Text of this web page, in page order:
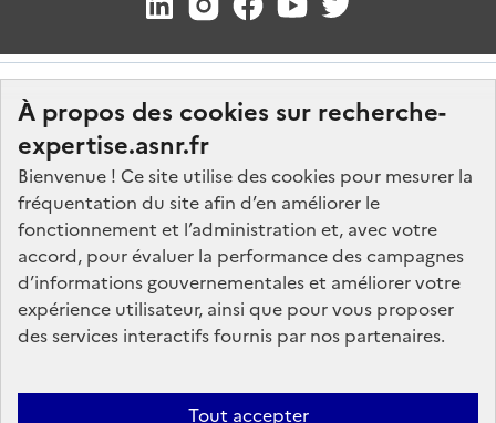
À propos des cookies sur recherche-
expertise.asnr.fr
Bienvenue ! Ce site utilise des cookies pour mesurer la
fréquentation du site afin d’en améliorer le
fonctionnement et l’administration et, avec votre
accord, pour évaluer la performance des campagnes
d’informations gouvernementales et améliorer votre
expérience utilisateur, ainsi que pour vous proposer
des services interactifs fournis par nos partenaires.
Tout accepter
Nos marchés
Nos offres d'emploi
FAQ
Glossaire